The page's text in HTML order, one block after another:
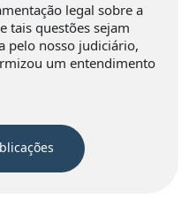
legal sobre a
tais questões sejam
pelo nosso judiciário,
um entendimento